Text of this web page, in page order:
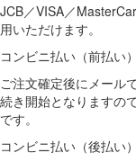
JCB／VISA／
用いただけます。
コンビニ払い（前払い）
ご注文確定後にメール
続き開始となりますの
です。
コンビニ払い（後払い）